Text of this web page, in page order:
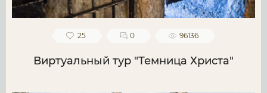
25 0 96136
Виртуальный тур "Темница Христа"